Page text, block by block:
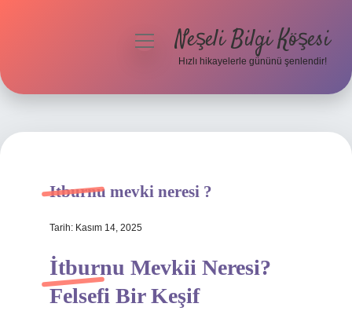
Hakkımızda
menüyüNeşeli Bilgi Köşesi
Hızlı hikayelerle gününü şenlendir!
Itburnu mevki neresi ?
Tarih: Kasım 14, 2025
İtburnu Mevkii Neresi?
Felsefi Bir Keşif